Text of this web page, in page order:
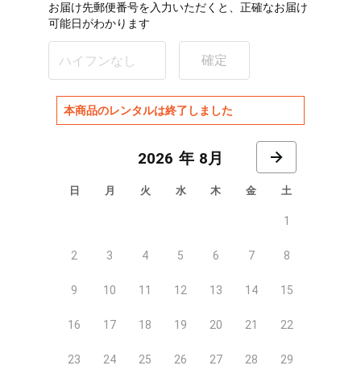
お届け先郵便番号を入力いただくと、正確なお届け
可能日がわかります
確定
本商品のレンタルは終了しました
8月
日 月 火 水 木 金 土
1
2 3 4 5 6 7 8
9 10 11 12 13 14 15
16 17 18 19 20 21 22
23 24 25 26 27 28 29